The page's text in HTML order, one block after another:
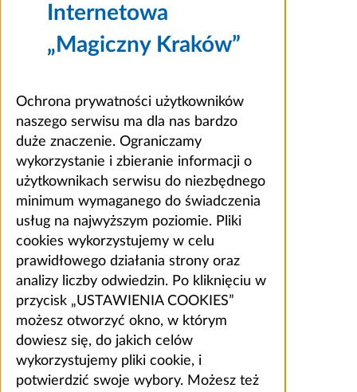
Internetowa
„Magiczny Kraków”
Ochrona prywatności użytkowników
naszego serwisu ma dla nas bardzo
duże znaczenie. Ograniczamy
wykorzystanie i zbieranie informacji o
użytkownikach serwisu do niezbędnego
minimum wymaganego do świadczenia
usług na najwyższym poziomie. Pliki
cookies wykorzystujemy w celu
prawidłowego działania strony oraz
analizy liczby odwiedzin. Po kliknięciu w
przycisk „USTAWIENIA COOKIES”
możesz otworzyć okno, w którym
dowiesz się, do jakich celów
wykorzystujemy pliki cookie, i
potwierdzić swoje wybory. Możesz też